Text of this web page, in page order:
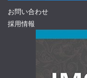
お問い合わせ
採用情報